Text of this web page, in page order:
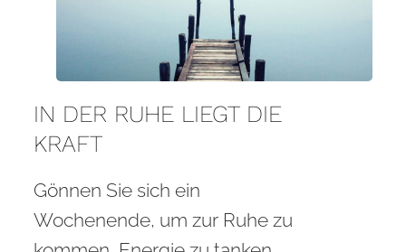
IN DER RUHE LIEGT DIE
KRAFT
Gönnen Sie sich ein
Wochenende, um zur Ruhe zu